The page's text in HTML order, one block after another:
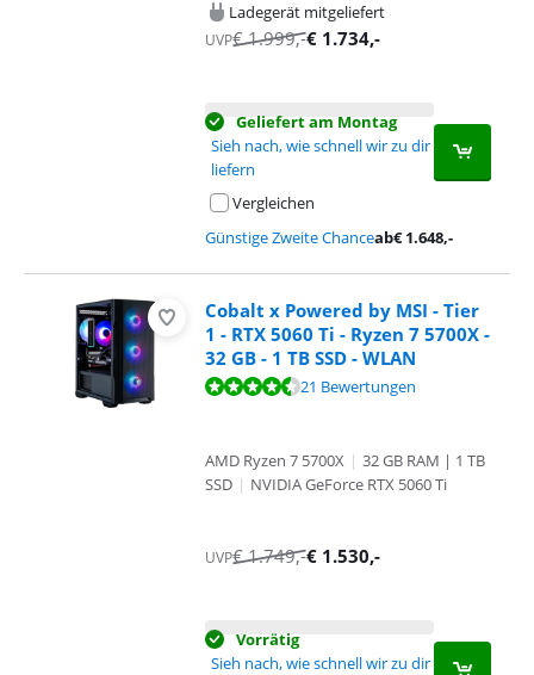
Ladegerät mitgeliefert
UVP€1.999,-€ 1.734,-
Geliefert am Montag
Sieh nach, wie schnell wir zu dir
liefern
Vergleichen
Günstige Zweite Chanceab€1.648,-
Cobalt x Powered by MSI - Tier
1 - RTX 5060 Ti - Ryzen 7 5700X -
32 GB - 1 TB SSD - WLAN
Bewertet mit 9,0 von 10, basierend auf 21 Bewertungen.
21 Bewertungen
AMD Ryzen 7 5700X | 32 GB RAM | 1 TB
SSD | NVIDIA GeForce RTX 5060 Ti
UVP€1.749,-€ 1.530,-
Vorrätig
Sieh nach, wie schnell wir zu dir